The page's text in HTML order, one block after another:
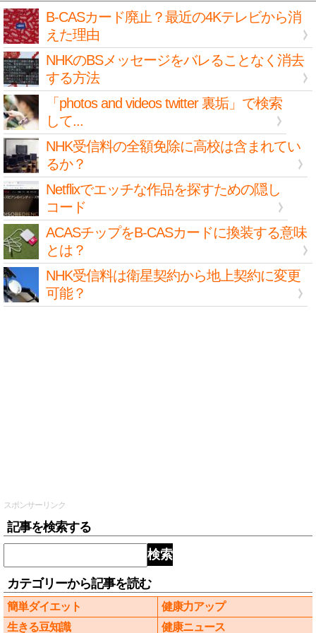
B-CASカード廃止？最近の4Kテレビから消
えた理由
NHKのBSメッセージをバレることなく消去
する方法
「photos and videos twitter 裏垢」で検索
して...
NHK受信料の全額免除に高校は含まれてい
るか？
Netflixでエッチな作品を探すための隠し
コード
ACASチップをB-CASカードに換装する意味
とは？
NHK受信料は衛星契約から地上契約に変更
可能？
スポンサーリンク
記事を検索する
検索
カテゴリーから記事を読む
簡単ダイエット
健康力アップ
生きる豆知識
健康ニュース